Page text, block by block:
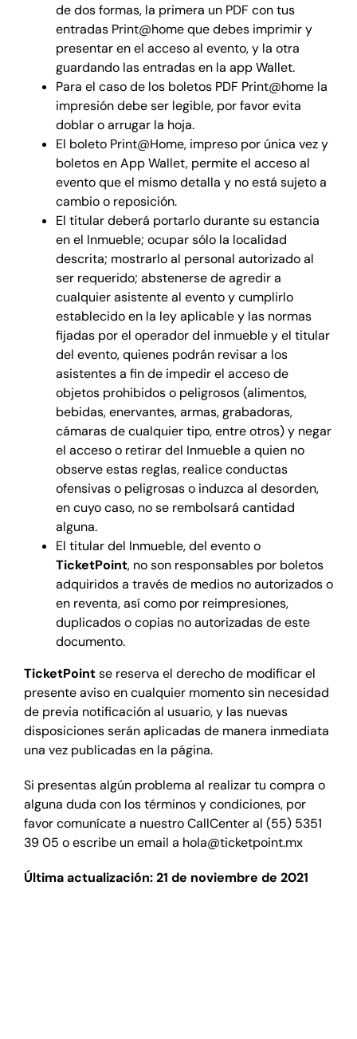
de dos formas, la primera un PDF con tus
entradas Print@home que debes imprimir y
presentar en el acceso al evento, y la otra
guardando las entradas en la app Wallet.
Para el caso de los boletos PDF Print@home la
impresión debe ser legible, por favor evita
doblar o arrugar la hoja.
El boleto Print@Home, impreso por única vez y
boletos en App Wallet, permite el acceso al
evento que el mismo detalla y no está sujeto a
cambio o reposición.
El titular deberá portarlo durante su estancia
en el Inmueble; ocupar sólo la localidad
descrita; mostrarlo al personal autorizado al
ser requerido; abstenerse de agredir a
cualquier asistente al evento y cumplirlo
establecido en la ley aplicable y las normas
fijadas por el operador del inmueble y el titular
del evento, quienes podrán revisar a los
asistentes a fin de impedir el acceso de
objetos prohibidos o peligrosos (alimentos,
bebidas, enervantes, armas, grabadoras,
cámaras de cualquier tipo, entre otros) y negar
el acceso o retirar del Inmueble a quien no
observe estas reglas, realice conductas
ofensivas o peligrosas o induzca al desorden,
en cuyo caso, no se rembolsará cantidad
alguna.
El titular del Inmueble, del evento o
TicketPoint, no son responsables por boletos
adquiridos a través de medios no autorizados o
en reventa, así como por reimpresiones,
duplicados o copias no autorizadas de este
documento.
TicketPointse reserva el derecho de modificar el
presente aviso en cualquier momento sin necesidad
de previa notificación al usuario, y las nuevas
disposiciones serán aplicadas de manera inmediata
una vez publicadas en la página.
Si presentas algún problema al realizar tu compra o
alguna duda con los términos y condiciones, por
favor comunícate a nuestro CallCenter al (55) 5351
39 05 o escribe un email a hola@ticketpoint.mx
Última actualización: 21 de noviembre de 2021